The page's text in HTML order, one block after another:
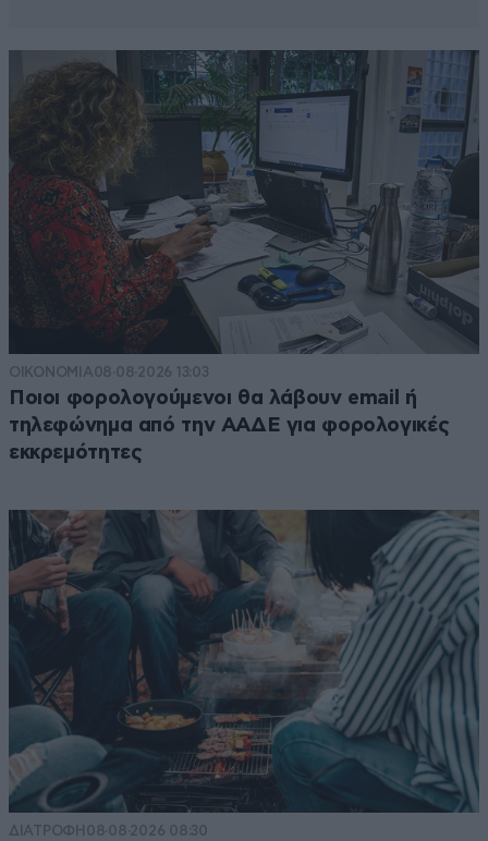
ΟΙΚΟΝΟΜΙΑ08·08·2026 13:03
Ποιοι φορολογούμενοι θα λάβουν email ή
τηλεφώνημα από την ΑΑΔΕ για φορολογικές
εκκρεμότητες
ΔΙΑΤΡΟΦΗ 08·08·2026 08:30